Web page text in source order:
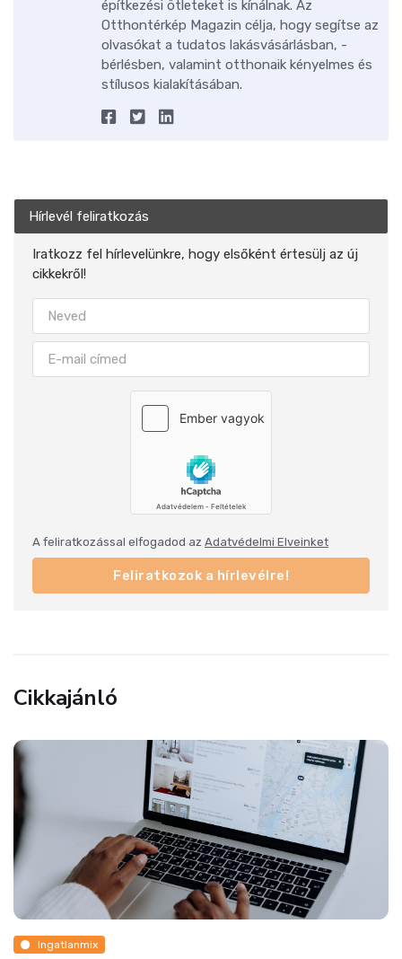
építkezési ötleteket is kínálnak. Az
Otthontérkép Magazin célja, hogy segítse az
olvasókat a tudatos lakásvásárlásban, -
bérlésben, valamint otthonaik kényelmes és
stílusos kialakításában.
Hírlevél feliratkozás
Iratkozz fel hírlevelünkre, hogy elsőként értesülj az új
cikkekről!
A feliratkozással elfogadod az Adatvédelmi Elveinket
Feliratkozok a hírlevélre!
Cikkajánló
Ingatlanmix